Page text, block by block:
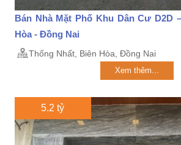
Bán Nhà Mặt Phố Khu Dân Cư D2D
Hòa - Đồng Nai
Thống Nhất, Biên Hòa, Đồng Nai
Xem thêm...
5.2 tỷ